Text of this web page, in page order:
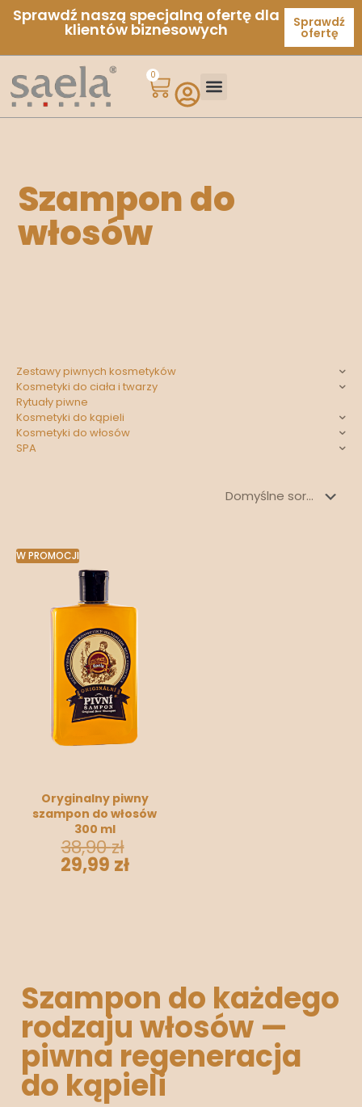
Sprawdź naszą specjalną ofertę dla
klientów biznesowych Sprawdź
ofertę
0
Szampon do
włosów
Zestawy piwnych kosmetyków
Kosmetyki do ciała i twarzy
Rytuały piwne
Kosmetyki do kąpieli
Kosmetyki do włosów
SPA
W PROMOCJI
Oryginalny piwny
szampon do włosów
300 ml
38,90zł
29,99 zł
Szampon do każdego
rodzaju włosów —
piwna regeneracja
do kąpieli